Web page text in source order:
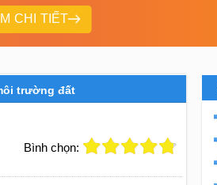
CHI TIẾT
trường đất
Bình chọn: